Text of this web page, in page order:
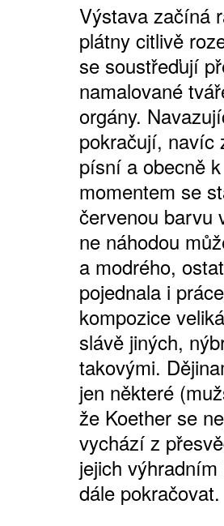
Výstava začíná
plátny citlivě
se soustřeďují
namalované
orgány.
pokračují, navíc
písní a obecně
momentem se
červenou barvu
ne náhodou
a modrého,
pojednala i
kompozice
slávě jiných,
takovými.
jen některé
že Koether se
vychází z
jejich
dále pokračovat.